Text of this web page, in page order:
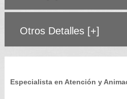
Otros Detalles [+]
Especialista en Atención y